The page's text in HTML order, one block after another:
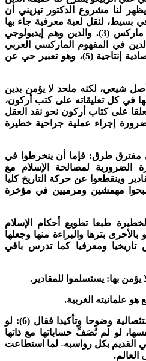
لنا مشروع الدكتور تيزيني أن
لنقل لعبة معرفية جاء بها
كبار الكهنة، وهذا ما حذر منه ماركس (3). والدين وهم إيديولوجي
كبار الكهنة (4). والدين في المفهوم الماركسي العربي
انعكاس لعلاقات اجتماعية اقتصادية إنتاجية (5)، وهو تعبير حي عن
شيعي، لكنه ملحد لا يؤمن بدين
في كل تعليقاته على كتب أركون،
على كتاب أركون نحو نقد العقل
على ضرورة إجراء عملية جراحية خطيرة
طرق: فإما أن ينخرطوا في
الضرورية لمصالحة الإسلام مع
وينقطعوا عن حركة التاريخ كليا
مهمشين ومرميين في مؤخرة
طبعا تطويع أحكام الإسلام
بترها والبراءة منها وجعلها
ومعرفيا كما تدرس باقي
بها: يستسلموا للمقادير.
علمانيته الغربية.
وزاد مجنون أركون فكرته الإستئصالية وضوحا وتأكيدا فقال (6): لو
لو لم تُصَفِّ حساباتها مع ذاتها
القديم بكل رواسبه- لما استطاعت